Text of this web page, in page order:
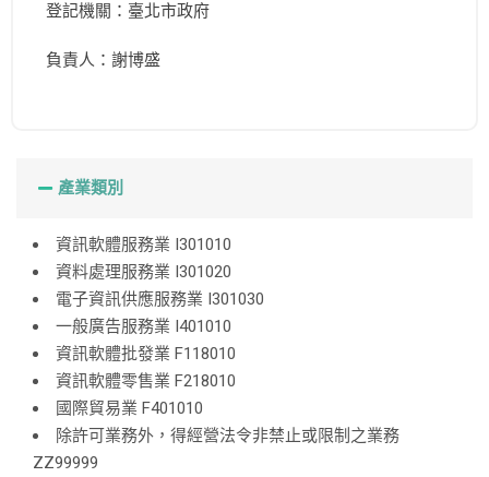
登記機關：臺北市政府
負責人：謝博盛
產業類別
資訊軟體服務業 I301010
資料處理服務業 I301020
電子資訊供應服務業 I301030
一般廣告服務業 I401010
資訊軟體批發業 F118010
資訊軟體零售業 F218010
國際貿易業 F401010
除許可業務外，得經營法令非禁止或限制之業務
ZZ99999